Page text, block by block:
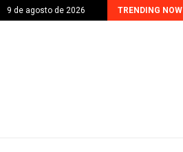
9 de agosto de 2026 TRENDING NOW
EN GESTIÓN DE…